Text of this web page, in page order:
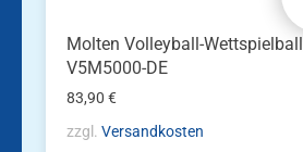
Molten Volleyball-Wettspielball
V5M5000-DE
83,90€
zzgl.Versandkosten